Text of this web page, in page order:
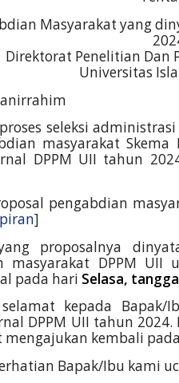
Masyarakat yang
Direktorat Penelitian Dan
Universitas
seleksi
masyarakat
DPPM UII tahun
pengabdian
]
proposalnya
masyarakat DPPM
pada hari Selasa,
kepada Bapak/
DPPM UII tahun
kembali
Bapak/Ibu kami